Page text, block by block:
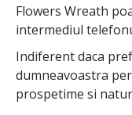
Flowers Wreath
intermediul
Indiferent daca
dumneavoastra
prospetime si